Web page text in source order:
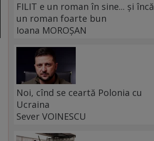
FILIT e un roman în sine... și încă
un roman foarte bun
Ioana MOROȘAN
Noi, cînd se ceartă Polonia cu
Ucraina
Sever VOINESCU